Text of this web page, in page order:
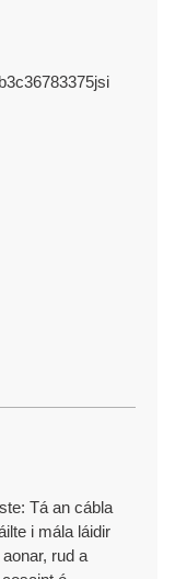
Tá an cábla
i mála láidir
rud a